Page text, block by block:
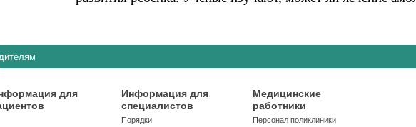
для
Информация для
специалистов
Порядки
Медицинские
работники
Персонал поликлиники